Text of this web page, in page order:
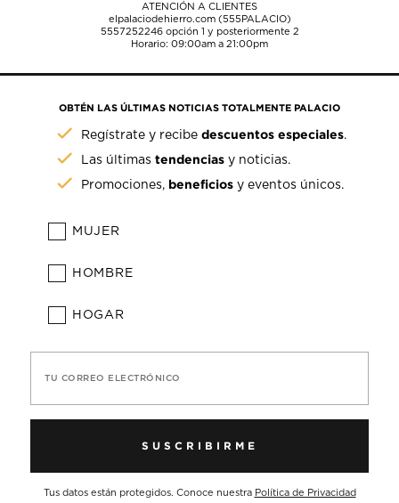
ATENCIÓN A CLIENTES
elpalaciodehierro.com (555PALACIO)
5557252246opción 1 y posteriormente 2
Horario: 09:00am a 21:00pm
OBTÉN LAS ÚLTIMAS NOTICIAS TOTALMENTE PALACIO
Regístrate y recibedescuentos especiales.
Las últimastendencias y noticias.
Promociones, beneficios y eventos únicos.
MUJER
HOMBRE
HOGAR
TU CORREO ELECTRÓNICO
SUSCRIBIRME
Tus datos están protegidos. Conoce nuestra Política de Privacidad